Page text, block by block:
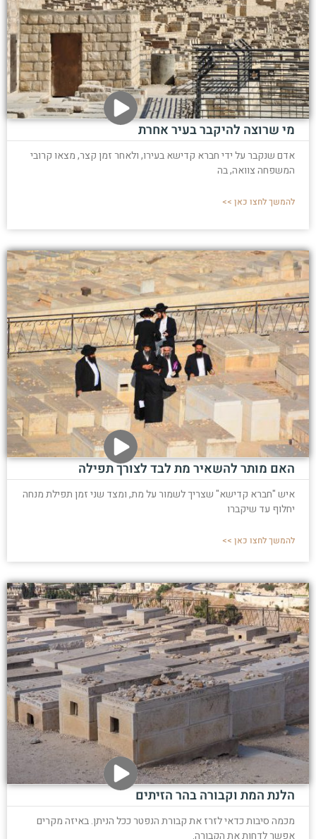
מי שרוצה להיקבר בעיר אחרת
אדם שנקבר על ידי חברא קדישא בעירו, ולאחר זמן קצר, מצאו קרובי
המשפחה צוואה, בה
להמשך לחצו כאן >>
האם מותר להשאיר מת לבד לצורך תפילה
איש "חברא קדישא" שצריך לשמור על מת, ומצד שני זמן תפילת מנחה
יחלוף עד שיקברו
להמשך לחצו כאן >>
הלנת המת וקבורה בהר הזיתים
מכמה סיבות כדאי לזרז את קבורת הנפטר ככל הניתן. באיזה מקרים
אפשר לדחות את הקבורה.